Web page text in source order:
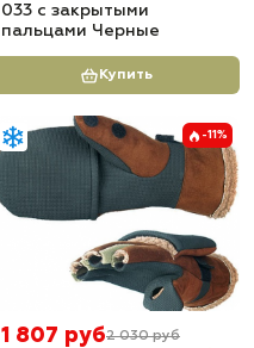
033 с закрытыми
пальцами Черные
Купить
-11%
1 807 руб2 030 руб